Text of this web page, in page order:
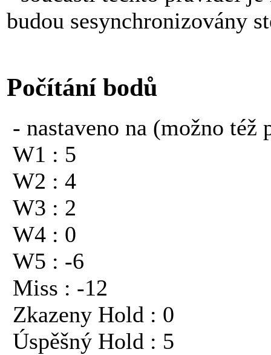
budou sesynchronizovány
Počítání bodů
- nastaveno na (možno
W1 : 5
W2 : 4
W3 : 2
W4 : 0
W5 : -6
Miss : -12
Zkazeny Hold : 0
Úspěšný Hold : 5